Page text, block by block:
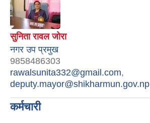
सुनिता रावल जोरा
नगर उप प्रमुख
9858486303
rawalsunita332@gmail.com,
deputy.mayor@shikharmun.gov.np
कर्मचारी